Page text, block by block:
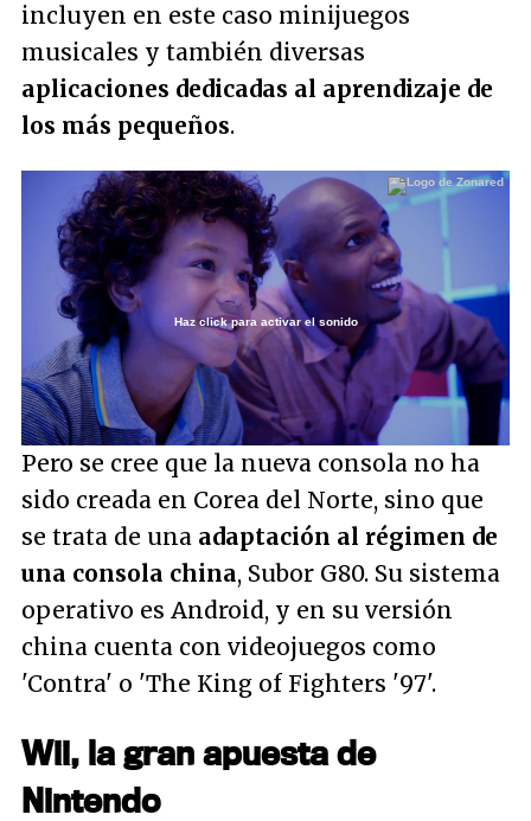
incluyen en este caso minijuegos
musicales y también diversas
aplicaciones dedicadas al aprendizaje de
los más pequeños.
Unmute /
Loaded
59.16%
Haz click para activar el sonido
Pero se cree que la nueva consola no ha
sido creada en Corea del Norte, sino que
se trata de una adaptación al régimen de
una consola china, Subor G80. Su sistema
operativo es Android, y en su versión
china cuenta con videojuegos como
'Contra' o 'The King of Fighters '97'.
Wii, la gran apuesta de
Nintendo